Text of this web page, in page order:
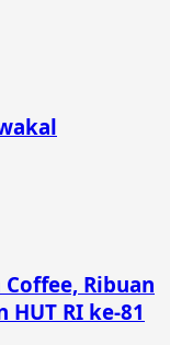
Ribuan
RI ke-81